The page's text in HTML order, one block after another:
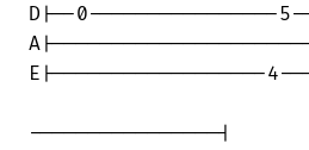
D|--0----------------
E|------------------
----------------|